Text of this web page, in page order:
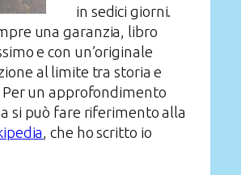
in sedici giorni.
una garanzia, libro
e con un’originale
al limite tra storia e
Per un approfondimento
si può fare riferimento alla
, che ho scritto io